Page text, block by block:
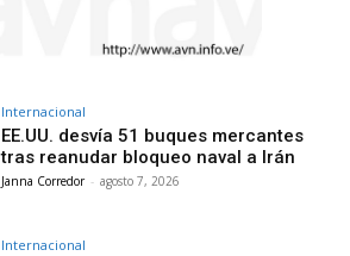
Internacional
EE.UU. desvía 51 buques mercantes
tras reanudar bloqueo naval a Irán
Janna Corredor - agosto 7, 2026
Internacional